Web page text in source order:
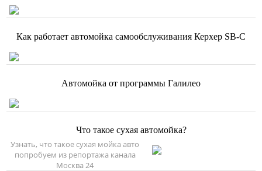
Как работает автомойка самообслуживания Керхер SB-C
Автомойка от программы Галилео
Что такое сухая автомойка?
Узнать, что такое сухая мойка авто
попробуем из репортажа канала
Москва 24